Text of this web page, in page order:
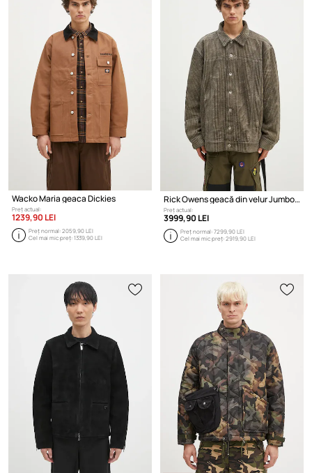
Wacko Maria geaca Dickies
Preț actual:
1239,90 LEI
Preț normal:2059,90 LEI
Cel mai mic preț:1339,90 LEI
Rick Owens geacă din velur Jumbo Worker
Preț actual:
3999,90 LEI
Preț normal:7299,90 LEI
Cel mai mic preț:2919,90 LEI